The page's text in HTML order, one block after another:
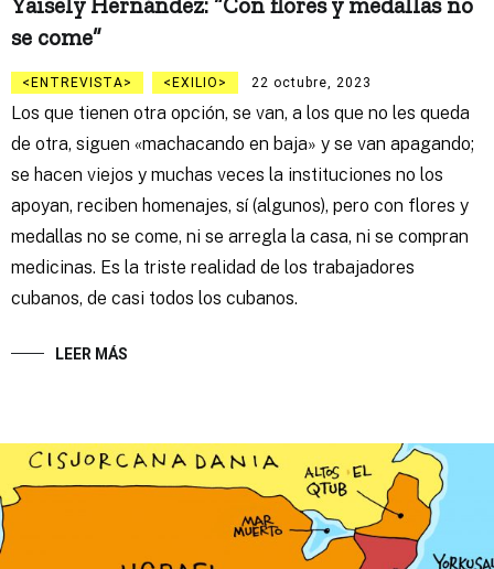
se come”
ENTREVISTA EXILIO 22 octubre, 2023
Los que tienen otra opción, se van, a los que no les queda
de otra, siguen «machacando en baja» y se van apagando;
se hacen viejos y muchas veces la instituciones no los
apoyan, reciben homenajes, sí (algunos), pero con flores y
medallas no se come, ni se arregla la casa, ni se compran
medicinas. Es la triste realidad de los trabajadores
cubanos, de casi todos los cubanos.
LEER MÁS